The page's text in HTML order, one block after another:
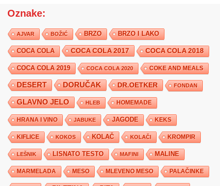
Oznake:
AJVAR BOŽIĆ BRZO BRZO I LAKO
COCA COLA COCA COLA 2017 COCA COLA 2018
COCA COLA 2019 COCA COLA 2020 COKE AND MEALS
DESERT DORUČAK DR.OETKER FONDAN
GLAVNO JELO HLEB HOMEMADE
HRANA I VINO JABUKE JAGODE KEKS
KIFLICE KOKOS KOLAČ KOLAČI KROMPIR
LEŠNIK LISNATO TESTO MAFINI MALINE
MARMELADA MESO MLEVENO MESO PALAČINKE